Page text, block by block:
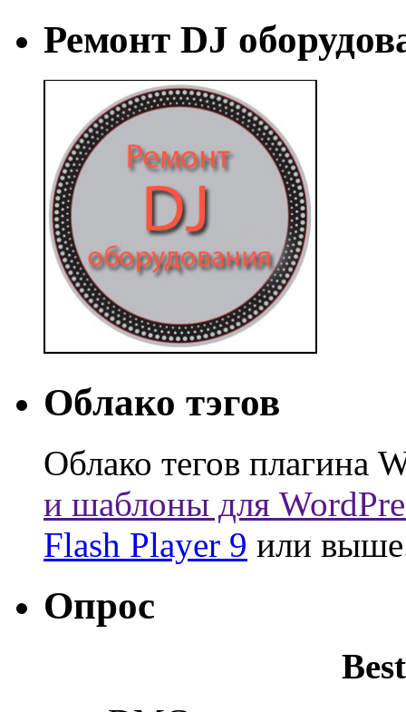
Ремонт DJ
Облако тэгов
Облако тегов плагина
и шаблоны для
Flash Player 9 или
Опрос